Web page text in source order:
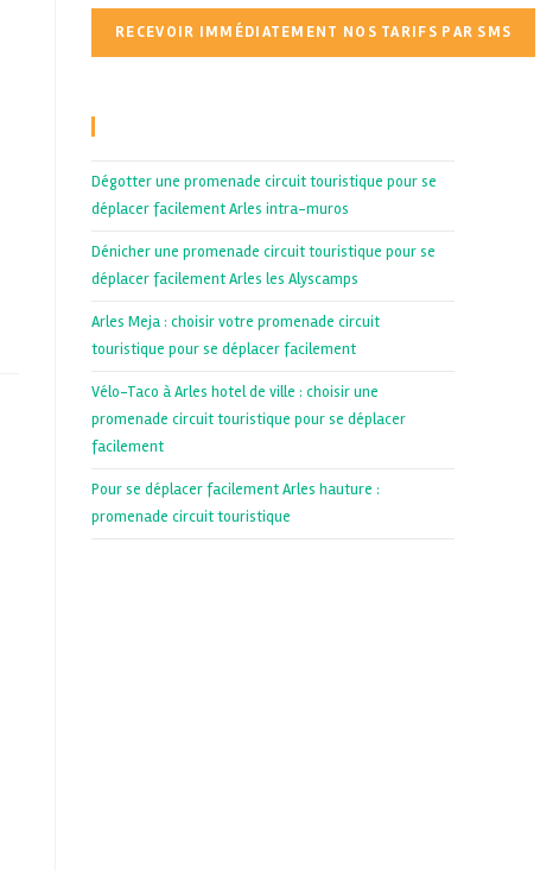
Dégotter une promenade circuit touristique pour se
déplacer facilement Arles intra-muros
Dénicher une promenade circuit touristique pour se
déplacer facilement Arles les Alyscamps
Arles Meja : choisir votre promenade circuit
touristique pour se déplacer facilement
Vélo-Taco à Arles hotel de ville : choisir une
promenade circuit touristique pour se déplacer
facilement
Pour se déplacer facilement Arles hauture :
promenade circuit touristique